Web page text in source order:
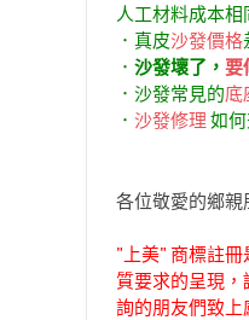
人工材料成本
．真皮沙發價格
． 沙發壞了， 要
．沙發常見的底
． 沙發修理 如
各位敬愛的鄉親
"上美" 商標註
質要求的呈現
詢的朋友們致